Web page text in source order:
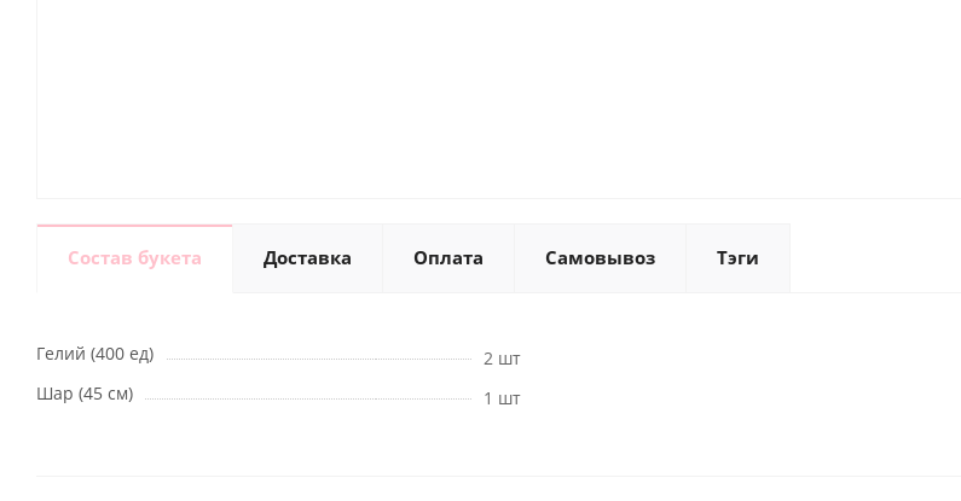
Состав букета Доставка Оплата Самовывоз Тэги
Гелий (400 ед)
2 шт
Шар (45 см)
1 шт